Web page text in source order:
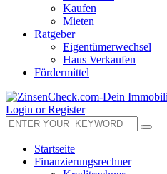
Kaufen
Mieten
Ratgeber
Eigentümerwechsel
Haus Verkaufen
Fördermittel
Login or Register
Startseite
Finanzierungsrechner